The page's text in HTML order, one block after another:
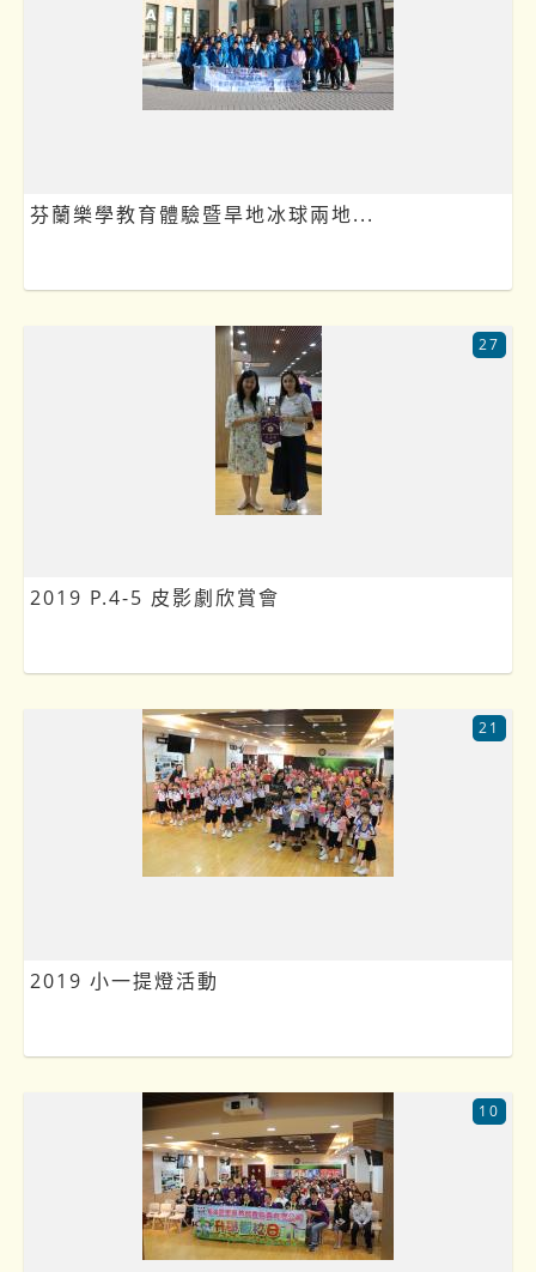
芬蘭樂學教育體驗暨旱地冰球兩地...
2019 P.4-5 皮影劇欣賞會
27
2019 小一提燈活動
21
10